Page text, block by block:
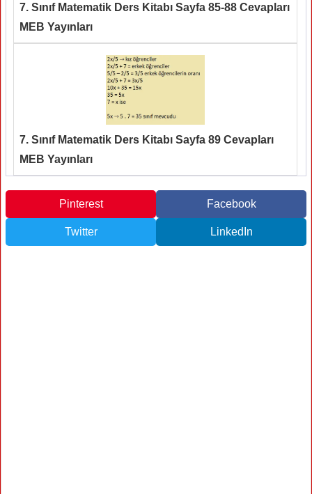
7. Sınıf Matematik Ders Kitabı Sayfa 85-88 Cevapları
MEB Yayınları
7. Sınıf Matematik Ders Kitabı Sayfa 89 Cevapları
MEB Yayınları
Pinterest Facebook
Twitter LinkedIn